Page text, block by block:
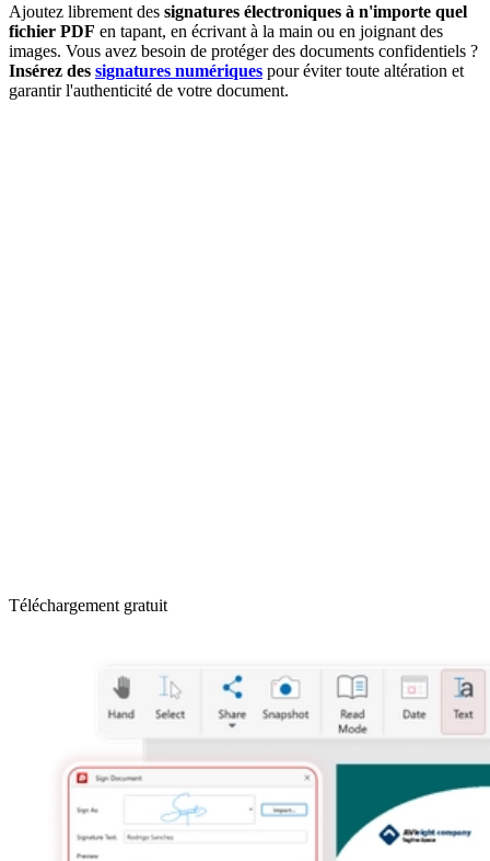
Ajoutez librement des signatures électroniques à n'importe quel
fichier PDF en tapant, en écrivant à la main ou en joignant des
images. Vous avez besoin de protéger des documents confidentiels ?
Insérez des signatures numériques pour éviter toute altération et
garantir l'authenticité de votre document.
Téléchargement gratuit